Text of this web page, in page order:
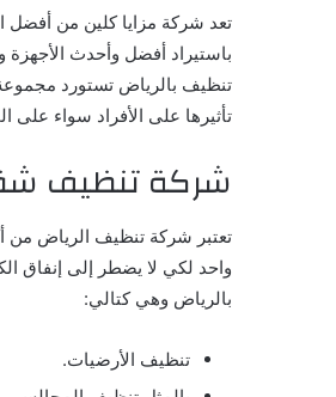
تعد شركة مزايا كلين من أفضل
باستيراد أفضل وأحدث الأجهزة
تنظيف بالرياض تستورد مجموعة
تأثيرها على الأفراد سواء على
شركة تنظيف
تعتبر شركة تنظيف الرياض من
واحد لكي لا يضطر إلى إنفاق
بالرياض وهي كتالي:
تنظيف الأرضيات.